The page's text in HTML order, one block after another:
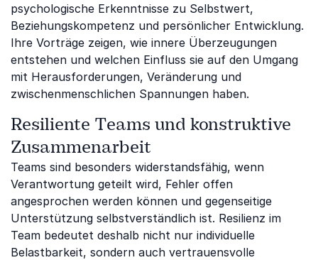
psychologische Erkenntnisse zu Selbstwert,
Beziehungskompetenz und persönlicher Entwicklung.
Ihre Vorträge zeigen, wie innere Überzeugungen
entstehen und welchen Einfluss sie auf den Umgang
mit Herausforderungen, Veränderung und
zwischenmenschlichen Spannungen haben.
Resiliente Teams und konstruktive
Zusammenarbeit
Teams sind besonders widerstandsfähig, wenn
Verantwortung geteilt wird, Fehler offen
angesprochen werden können und gegenseitige
Unterstützung selbstverständlich ist. Resilienz im
Team bedeutet deshalb nicht nur individuelle
Belastbarkeit, sondern auch vertrauensvolle